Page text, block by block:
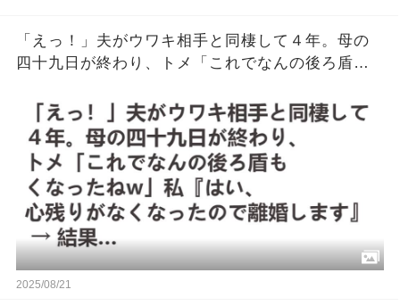
「えっ！」夫がウワキ相手と同棲して４年。母の
四十九日が終わり、トメ「これでなんの後ろ盾も
で離婚します』 → 結果…
2025/08/21